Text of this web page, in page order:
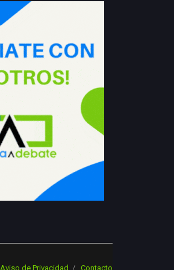
Aviso de Privacidad Contacto